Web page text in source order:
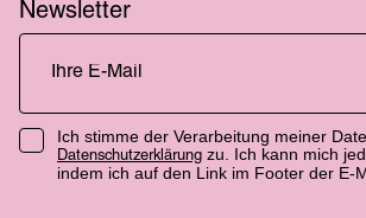
Newsletter
Ich stimme der Verarbeitung meiner
Datenschutzerklärung zu. Ich kann mich
indem ich auf den Link im Footer der E-